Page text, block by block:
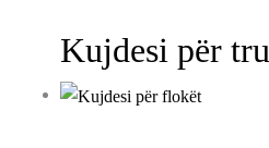
Kujdesi për